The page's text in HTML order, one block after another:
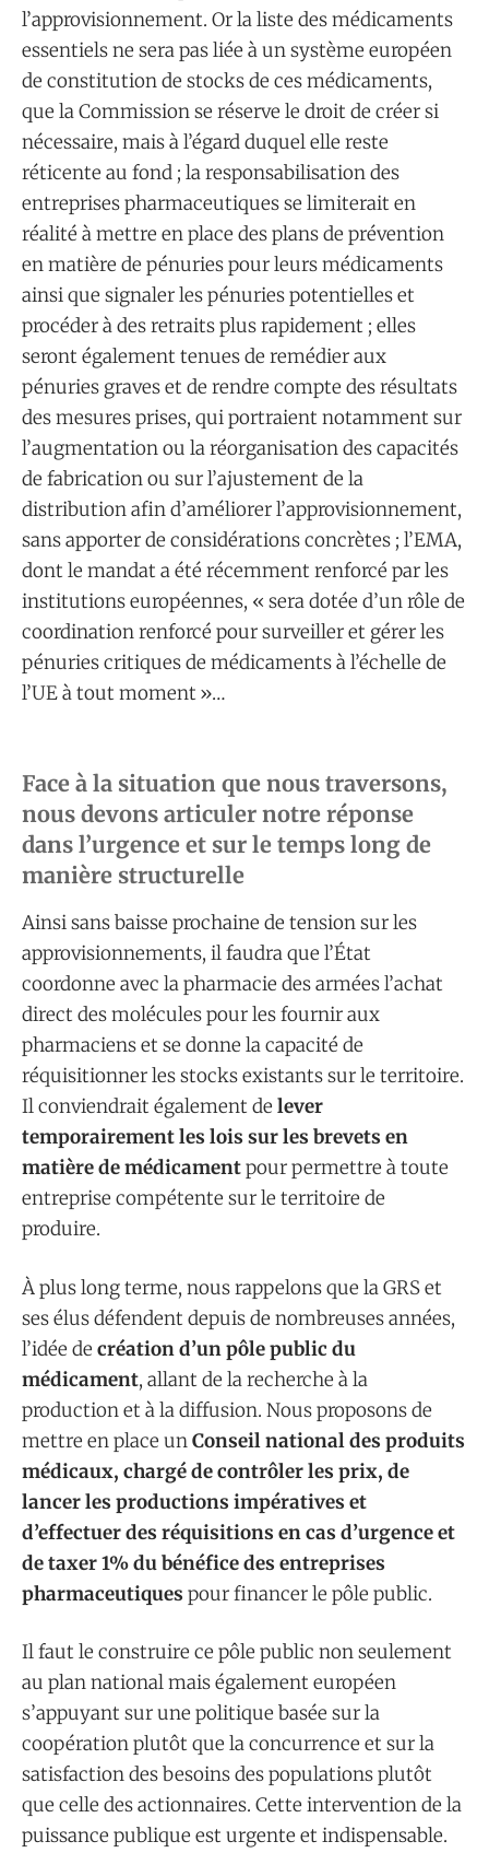
l’approvisionnement. Or la liste des médicaments
essentiels ne sera pas liée à un système européen
de constitution de stocks de ces médicaments,
que la Commission se réserve le droit de créer si
nécessaire, mais à l’égard duquel elle reste
réticente au fond ; la responsabilisation des
entreprises pharmaceutiques se limiterait en
réalité à mettre en place des plans de prévention
en matière de pénuries pour leurs médicaments
ainsi que signaler les pénuries potentielles et
procéder à des retraits plus rapidement ; elles
seront également tenues de remédier aux
pénuries graves et de rendre compte des résultats
des mesures prises, qui portraient notamment sur
l’augmentation ou la réorganisation des capacités
de fabrication ou sur l’ajustement de la
distribution afin d’améliorer l’approvisionnement,
sans apporter de considérations concrètes ; l’EMA,
dont le mandat a été récemment renforcé par les
institutions européennes, « sera dotée d’un rôle de
coordination renforcé pour surveiller et gérer les
pénuries critiques de médicaments à l’échelle de
l’UE à tout moment »…
Face à la situation que nous traversons,
nous devons articuler notre réponse
dans l’urgence et sur le temps long de
manière structurelle
Ainsi sans baisse prochaine de tension sur les
approvisionnements, il faudra que l’État
coordonne avec la pharmacie des armées l’achat
direct des molécules pour les fournir aux
pharmaciens et se donne la capacité de
réquisitionner les stocks existants sur le territoire.
Il conviendrait également de lever
temporairement les lois sur les brevets en
matière de médicamentpour permettre à toute
entreprise compétente sur le territoire de
produire.
À plus long terme, nous rappelons que la GRS et
ses élus défendent depuis de nombreuses années,
l’idée de création d’un pôle public du
médicament, allant de la recherche à la
production et à la diffusion. Nous proposons de
mettre en place unConseil national des produits
médicaux, chargé de contrôler les prix, de
lancer les productions impératives et
d’effectuer des réquisitions en cas d’urgence et
de taxer 1% du bénéfice des entreprises
pharmaceutiques pour financer le pôle public.
Il faut le construire ce pôle public non seulement
au plan national mais également européen
s’appuyant sur une politique basée sur la
coopération plutôt que la concurrence et sur la
satisfaction des besoins des populations plutôt
que celle des actionnaires. Cette intervention de la
puissance publique est urgente et indispensable.